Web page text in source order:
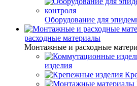
Оборудование для
расходные материалы
Монтажные и расходные
изделия